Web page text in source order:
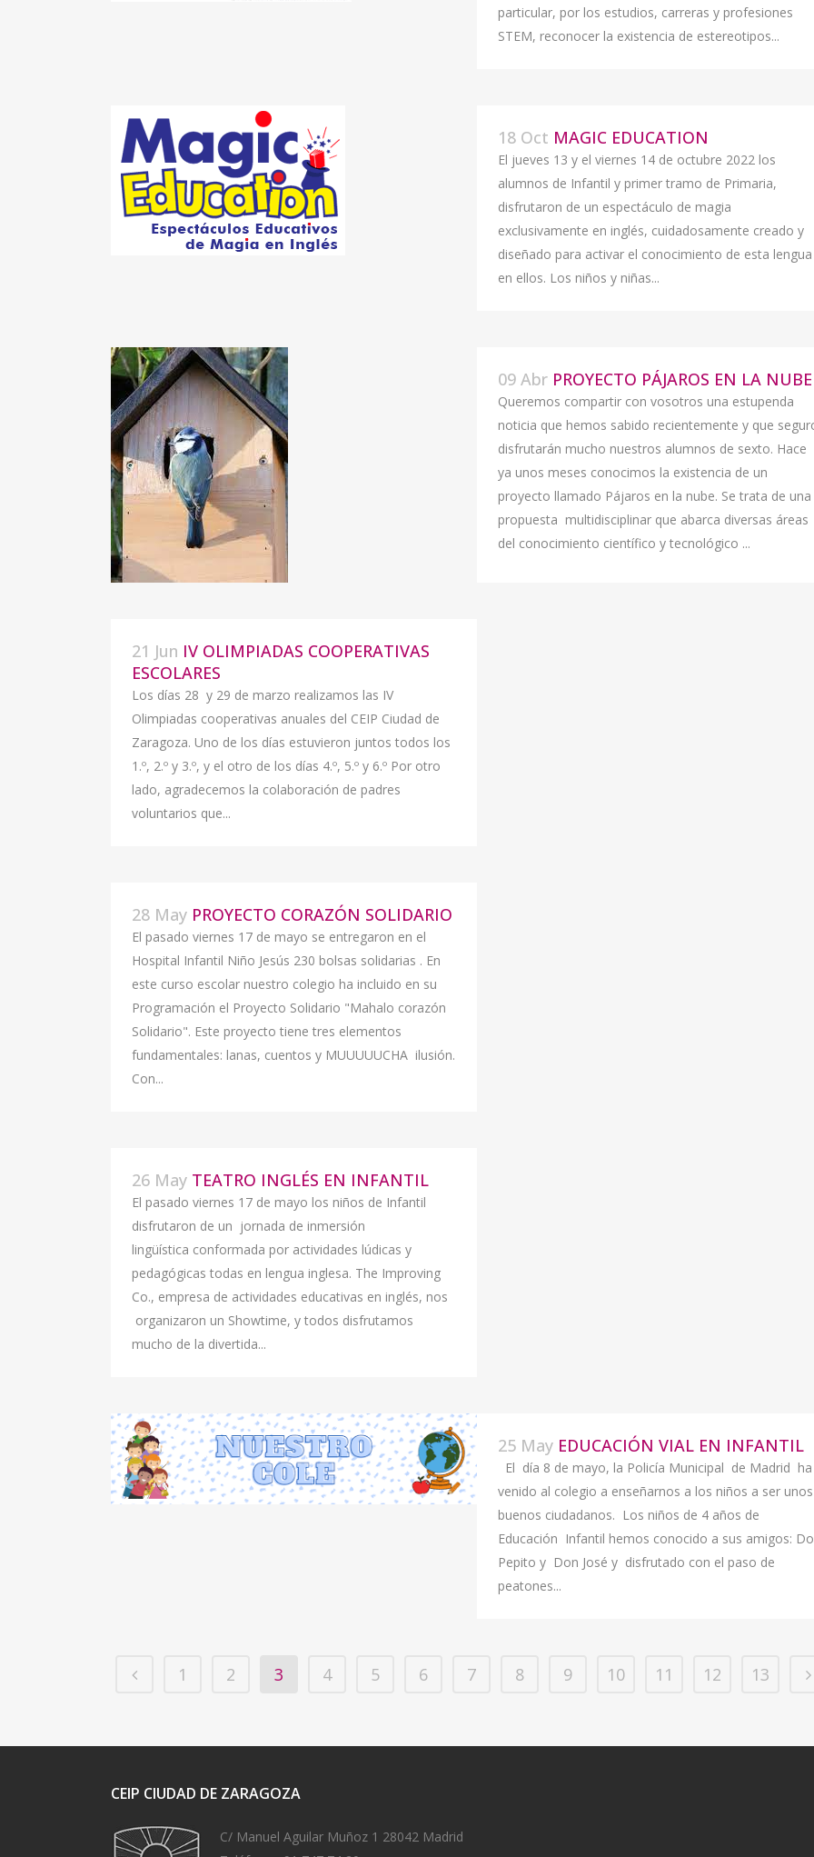
particular, por los estudios, carreras y profesiones
STEM, reconocer la existencia de estereotipos...
18 Oct MAGIC EDUCATION
El jueves 13 y el viernes 14 de octubre 2022 los
alumnos de Infantil y primer tramo de Primaria,
disfrutaron de un espectáculo de magia
exclusivamente en inglés, cuidadosamente creado y
diseñado para activar el conocimiento de esta lengua
en ellos. Los niños y niñas...
09 Abr PROYECTO PÁJAROS EN LA NUBE
Queremos compartir con vosotros una estupenda
noticia que hemos sabido recientemente y que
disfrutarán mucho nuestros alumnos de sexto. Hace
ya unos meses conocimos la existencia de un
proyecto llamado Pájaros en la nube. Se trata de una
propuesta multidisciplinar que abarca diversas áreas
del conocimiento científico y tecnológico ...
21 Jun IV OLIMPIADAS COOPERATIVAS
ESCOLARES
Los días 28 y 29 de marzo realizamos las IV
Olimpiadas cooperativas anuales del CEIP Ciudad de
Zaragoza. Uno de los días estuvieron juntos todos los
1.º, 2.º y 3.º, y el otro de los días 4.º, 5.º y 6.º Por otro
lado, agradecemos la colaboración de padres
voluntarios que...
28 May PROYECTO CORAZÓN SOLIDARIO
El pasado viernes 17 de mayo se entregaron en el
Hospital Infantil Niño Jesús 230 bolsas solidarias . En
este curso escolar nuestro colegio ha incluido en su
Programación el Proyecto Solidario "Mahalo corazón
Solidario". Este proyecto tiene tres elementos
fundamentales: lanas, cuentos y MUUUUUCHA ilusión.
Con...
26 May TEATRO INGLÉS EN INFANTIL
El pasado viernes 17 de mayo los niños de Infantil
disfrutaron de un jornada de inmersión
lingüística conformada por actividades lúdicas y
pedagógicas todas en lengua inglesa. The Improving
Co., empresa de actividades educativas en inglés, nos
organizaron un Showtime, y todos disfrutamos
mucho de la divertida...
25 May EDUCACIÓN VIAL EN INFANTIL
El día 8 de mayo, la Policía Municipal de Madrid ha
venido al colegio a enseñarnos a los niños a ser unos
buenos ciudadanos. Los niños de 4 años de
Educación Infantil hemos conocido a sus amigos:
Pepito y Don José y disfrutado con el paso de
peatones...
1 2 3 4 5 6 7 8 9 10 11 12 13
CEIP CIUDAD DE ZARAGOZA
C/ Manuel Aguilar Muñoz 1 28042 Madrid